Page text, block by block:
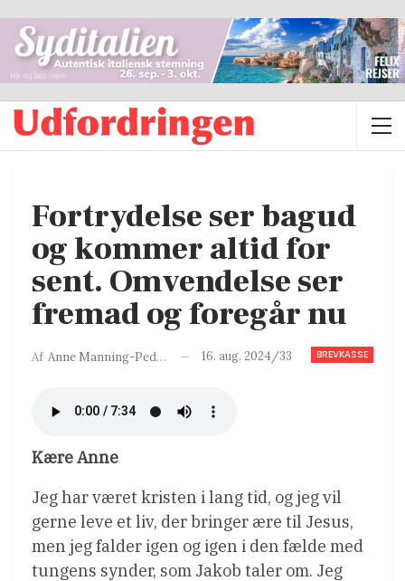
Fortrydelse ser bagud
og kommer altid for
sent. Omvendelse ser
fremad og foregår nu
BREVKASSE
Af Anne Manning-Pedersen 16. aug. 2024/33
Kære Anne
Jeg har været kristen i lang tid, og jeg vil
gerne leve et liv, der bringer ære til Jesus,
men jeg falder igen og igen i den fælde med
tungens synder, som Jakob taler om. Jeg